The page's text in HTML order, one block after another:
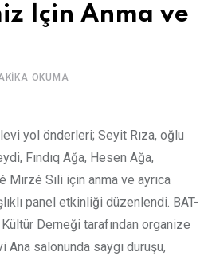
İçin Anma ve
OKUMA
yol önderleri; Seyit Rıza, oğlu
Fındıq Ağa, Hesen Ağa,
Mırzé Sıli için anma ve ayrıca
panel etkinliği düzenlendi. BAT-
Derneği tarafından organize
salonunda saygı duruşu,